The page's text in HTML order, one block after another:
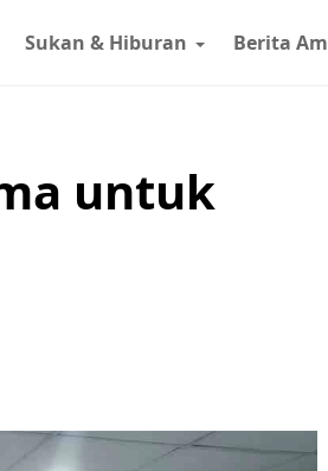
Sukan & Hiburan Berita Am
untuk